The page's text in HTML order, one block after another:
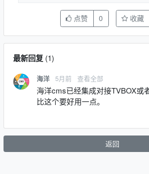
点赞 0 收藏
最新回复(1)
海洋 5月前 查看全部
海洋cms已经集成对接TVBOX或
比这个要好用一点。
返回